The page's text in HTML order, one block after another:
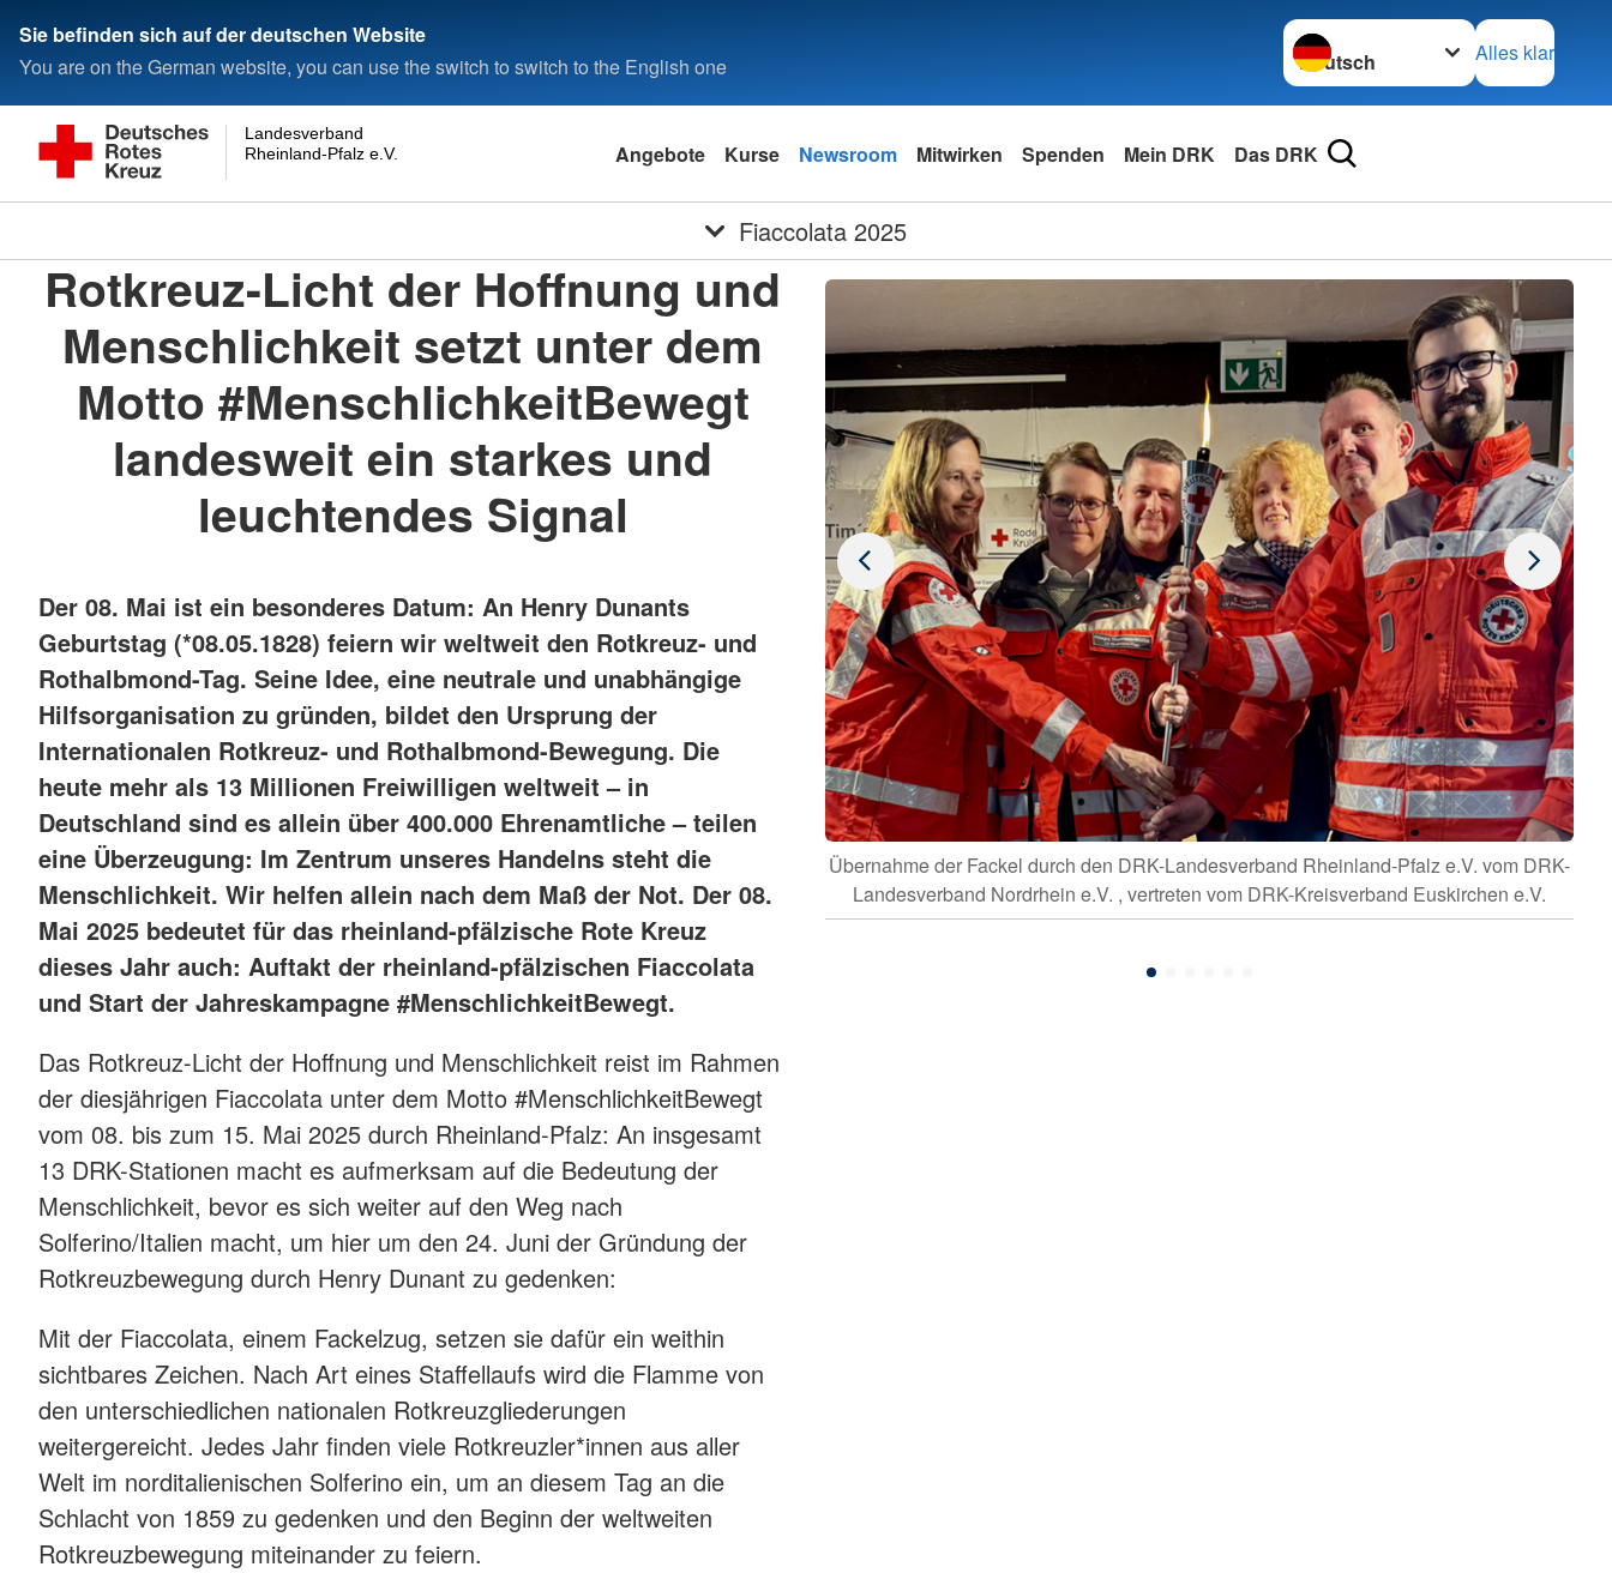
Sie befinden sich auf der deutschen Website
You are on the German website, you can use the switch to switch to the English one
Sprache wechseln zu
Alles klar
Rheinland-Pfalz e.V.
Landesverband
Angebote Kurse Newsroom Mitwirken Spenden Mein DRK Das DRK
Fiaccolata 2025
Rotkreuz-Licht der Hoffnung und
Menschlichkeit setzt unter dem
Motto #MenschlichkeitBewegt
landesweit ein starkes und
leuchtendes Signal
Der 08. Mai ist ein besonderes Datum: An Henry Dunants
Geburtstag (*08.05.1828) feiern wir weltweit den Rotkreuz- und
Rothalbmond-Tag. Seine Idee, eine neutrale und unabhängige
Hilfsorganisation zu gründen, bildet den Ursprung der
Internationalen Rotkreuz- und Rothalbmond-Bewegung. Die
heute mehr als 13 Millionen Freiwilligen weltweit – in
Deutschland sind es allein über 400.000 Ehrenamtliche – teilen
eine Überzeugung: Im Zentrum unseres Handelns steht die
Menschlichkeit. Wir helfen allein nach dem Maß der Not. Der 08.
Mai 2025 bedeutet für das rheinland-pfälzische Rote Kreuz
dieses Jahr auch: Auftakt der rheinland-pfälzischen Fiaccolata
und Start der Jahreskampagne #MenschlichkeitBewegt.
Das Rotkreuz-Licht der Hoffnung und Menschlichkeit reist im Rahmen
der diesjährigen Fiaccolata unter dem Motto #MenschlichkeitBewegt
vom 08. bis zum 15. Mai 2025 durch Rheinland-Pfalz: An insgesamt
13 DRK-Stationen macht es aufmerksam auf die Bedeutung der
Menschlichkeit, bevor es sich weiter auf den Weg nach
Solferino/Italien macht, um hier um den 24. Juni der Gründung der
Rotkreuzbewegung durch Henry Dunant zu gedenken:
Mit der Fiaccolata, einem Fackelzug, setzen sie dafür ein weithin
sichtbares Zeichen. Nach Art eines Staffellaufs wird die Flamme von
den unterschiedlichen nationalen Rotkreuzgliederungen
weitergereicht. Jedes Jahr finden viele Rotkreuzler*innen aus aller
Welt im norditalienischen Solferino ein, um an diesem Tag an die
Schlacht von 1859 zu gedenken und den Beginn der weltweiten
Rotkreuzbewegung miteinander zu feiern.
Übergabe der Fackel vom DRK-Kreisverband Bitburg-Prüm e.V. an den DRK-
Kreisverband Bernkastel-Wittlich e.V..
Übernahme der Fackel durch den DRK-Landesverband Rheinland-Pfalz e.V. vom DRK-
Landesverband Nordrhein e.V. , vertreten vom DRK-Kreisverband Euskirchen e.V.